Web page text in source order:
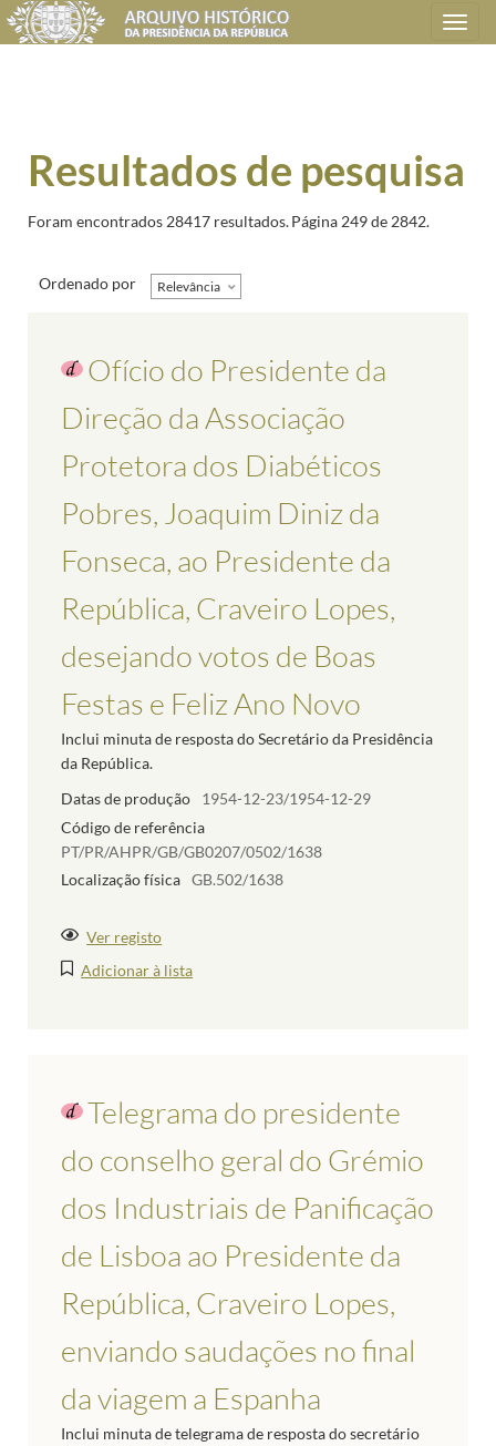
Toggle
navigation
Resultados de pesquisa
Foram encontrados 28417 resultados.Página 249 de 2842.
Ordenado por Relevância
Ofício do Presidente da
Direção da Associação
Protetora dos Diabéticos
Pobres, Joaquim Diniz da
Fonseca, ao Presidente da
República, Craveiro Lopes,
desejando votos de Boas
Festas e Feliz Ano Novo
Inclui minuta de resposta do Secretário da Presidência
da República.
Datas de produção
1954-12-23/1954-12-29
Código de referência
PT/PR/AHPR/GB/GB0207/0502/1638
Localização física GB.502/1638
Ver registo
Adicionar à lista
Telegrama do presidente
do conselho geral do Grémio
dos Industriais de Panificação
de Lisboa ao Presidente da
República, Craveiro Lopes,
enviando saudações no final
da viagem a Espanha
Inclui minuta de telegrama de resposta do secretário